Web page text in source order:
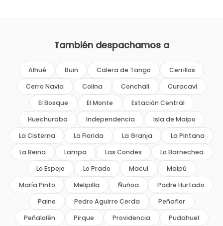
También despachamos a
Alhué Buin Calera de Tango
Cerrillos
Cerro Navia
Colina Conchalí
Curacaví
El Bosque
El Monte
Estación Central
Huechuraba
Independencia
Isla de Maipo
La Cisterna
La Florida La Granja
La Pintana
La Reina
Lampa Las Condes
Lo Barnechea
Lo Espejo
Lo Prado Macul
Maipú
María Pinto
Melipilla Ñuñoa
Padre Hurtado
Paine
Pedro Aguirre Cerda
Peñaflor
Peñalolén
Pirque Providencia Pudahuel